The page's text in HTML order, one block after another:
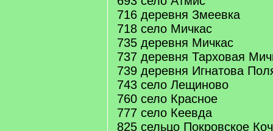
716 деревня Змеевка
718 село Мичкас
735 деревня Мичкас
737 деревня Тарховая
739 деревня Игнатова
743 село Лещиново
760 село Красное
777 село Кеевда
825 сельцо Покровское